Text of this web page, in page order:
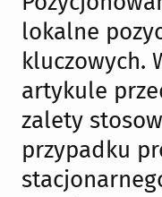
lokalne
kluczowych.
artykule
zalety
przypadku